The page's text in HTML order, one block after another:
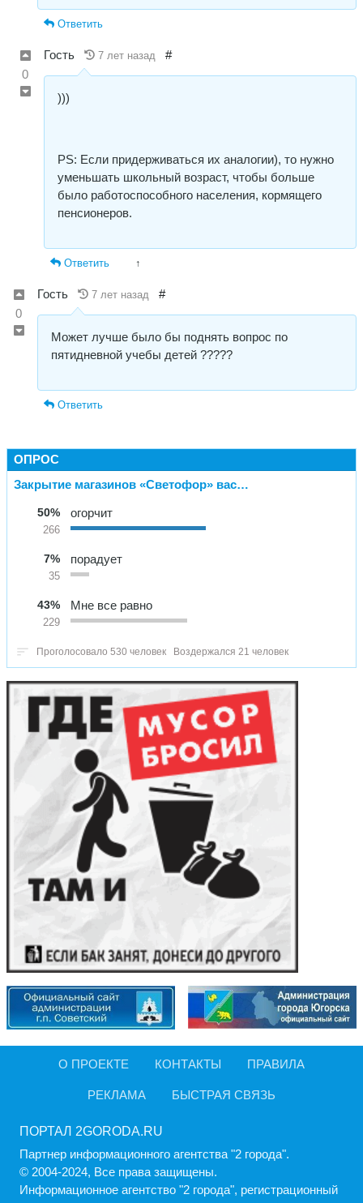
Ответить
0
Гость 7 лет назад #
)))
PS: Если придерживаться их аналогии), то нужно
уменьшать школьный возраст, чтобы больше
было работоспособного населения, кормящего
пенсионеров.
Ответить ↑
0
Гость 7 лет назад #
Может лучше было бы поднять вопрос по
пятидневной учебы детей ?????
Ответить
ОПРОС
Закрытие магазинов «Светофор» вас…
50%
266
огорчит
7%
35
порадует
43%
229
Мне все равно
Проголосовало 530 человек Воздержался 21 человек
О ПРОЕКТЕ КОНТАКТЫ ПРАВИЛА
РЕКЛАМА БЫСТРАЯ СВЯЗЬ
ПОРТАЛ 2GORODA.RU
Партнер информационного агентства "2 города".
© 2004-2024, Все права защищены.
Информационное агентство "2 города", регистрационный